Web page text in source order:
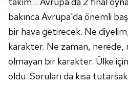
takdirde, kullanıcılara hedefli
gösterilmeyecektir."
Sizlere daha iyi bir hizmet
Sitemizde kendimize ve üçüncü
kullanılmaktadır. Bu çerezler
bakınca Avrupa'da önemli
bir hava getirecek. Ne
karakter. Ne zaman, nerede,
olmayan bir karakter. Ülke
oldu. Soruları da kısa